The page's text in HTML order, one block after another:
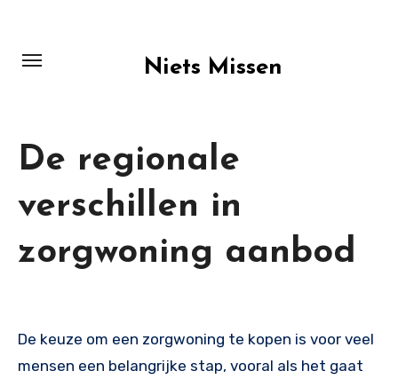
content
Niets Missen
De regionale
verschillen in
zorgwoning aanbod
De keuze om een zorgwoning te kopen is voor veel
mensen een belangrijke stap, vooral als het gaat